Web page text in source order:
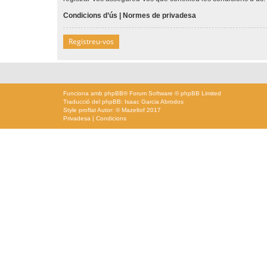
Condicions d’ús
Normes de privadesa
Registreu-vos
Funciona amb phpBB® Forum Software © phpBB Limited
Traducció del phpBB: Isaac Garcia Abrodos
Style proflatAutor: © Mazeltof 2017
Privadesa
Condicions